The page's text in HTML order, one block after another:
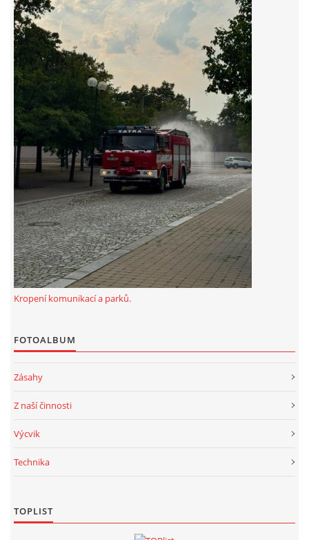
© 2026 eStránky.cz | | Tisk| Aktualizováno: 4. 8. 2026
Nahoru ↑
Kropení komunikací a parků.
FOTOALBUM
Zásahy
Z naší činnosti
Výcvik
Technika
TOPLIST